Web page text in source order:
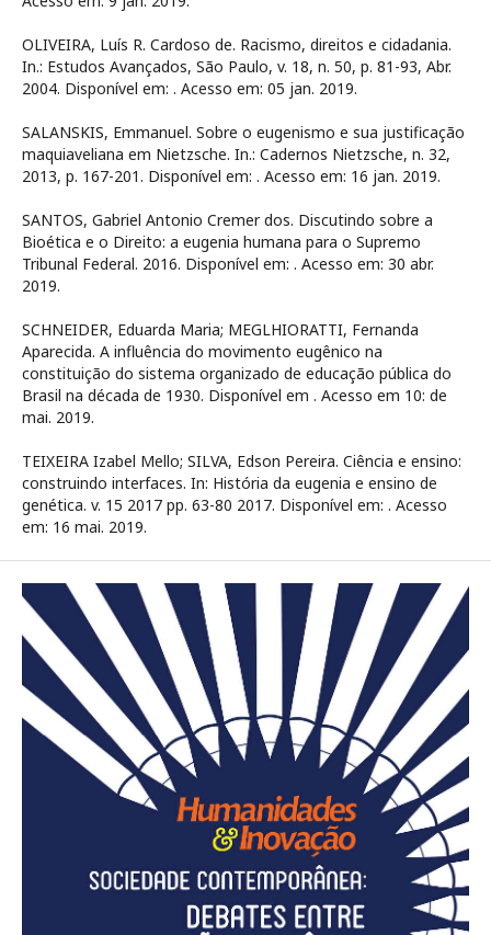
OLIVEIRA, Luís R. Cardoso de. Racismo, direitos e cidadania.
In.: Estudos Avançados, São Paulo, v. 18, n. 50, p. 81-93, Abr.
2004. Disponível em: . Acesso em: 05 jan. 2019.
SALANSKIS, Emmanuel. Sobre o eugenismo e sua justificação
maquiaveliana em Nietzsche. In.: Cadernos Nietzsche, n. 32,
2013, p. 167-201. Disponível em: . Acesso em: 16 jan. 2019.
SANTOS, Gabriel Antonio Cremer dos. Discutindo sobre a
Bioética e o Direito: a eugenia humana para o Supremo
Tribunal Federal. 2016. Disponível em: . Acesso em: 30 abr.
2019.
SCHNEIDER, Eduarda Maria; MEGLHIORATTI, Fernanda
Aparecida. A influência do movimento eugênico na
constituição do sistema organizado de educação pública do
Brasil na década de 1930. Disponível em . Acesso em 10: de
mai. 2019.
TEIXEIRA Izabel Mello; SILVA, Edson Pereira. Ciência e ensino:
construindo interfaces. In: História da eugenia e ensino de
genética. v. 15 2017 pp. 63-80 2017. Disponível em: . Acesso
em: 16 mai. 2019.